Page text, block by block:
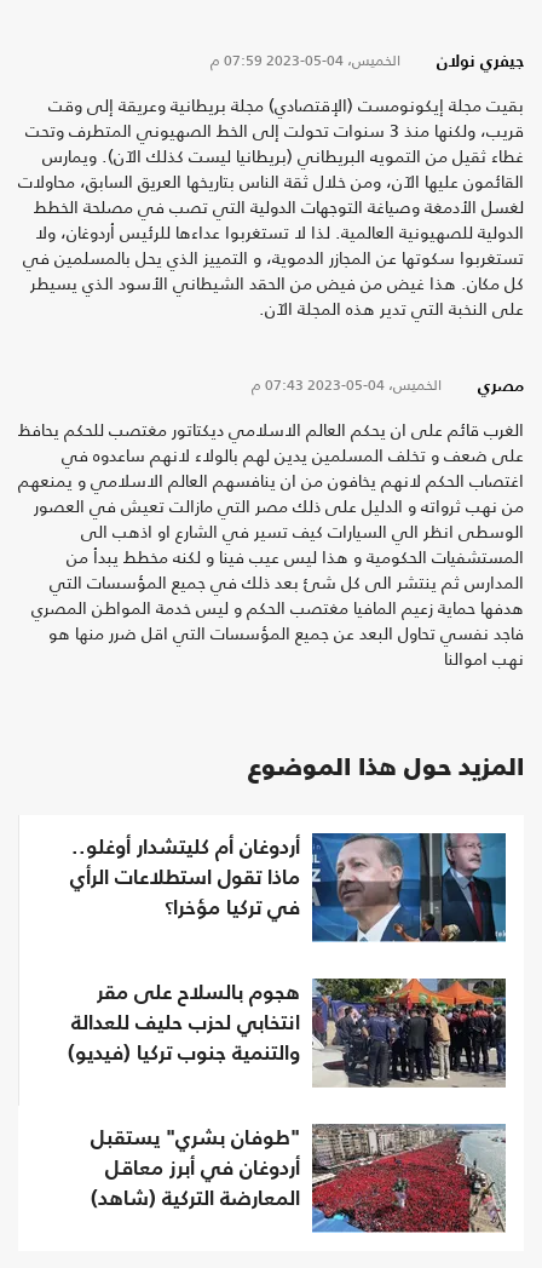
جيفري نولان الخميس، 04-05-2023 07:59 م
بقيت مجلة إيكونومست (الإقتصادي) مجلة بريطانية وعريقة إلى وقت
قريب، ولكنها منذ 3 سنوات تحولت إلى الخط الصهيوني المتطرف وتحت
غطاء ثقيل من التمويه البريطاني (بريطانيا ليست كذلك الآن). ويمارس
القائمون عليها الآن، ومن خلال ثقة الناس بتاريخها العريق السابق، محاولات
لغسل الأدمغة وصياغة التوجهات الدولية التي تصب في مصلحة الخطط
الدولية للصهيونية العالمية. لذا لا تستغربوا عداءها للرئيس أردوغان، ولا
تستغربوا سكوتها عن المجازر الدموية، و التمييز الذي يحل بالمسلمين في
كل مكان. هذا غيض من فيض من الحقد الشيطاني الأسود الذي يسيطر
على النخبة التي تدير هذه المجلة الآن.
مصري الخميس، 04-05-2023 07:43 م
الغرب قائم على ان يحكم العالم الاسلامي ديكتاتور مغتصب للحكم يحافظ
على ضعف و تخلف المسلمين يدين لهم بالولاء لانهم ساعدوه في
اغتصاب الحكم لانهم يخافون من ان ينافسهم العالم الاسلامي و يمنعهم
من نهب ثرواته و الدليل على ذلك مصر التي مازالت تعيش في العصور
الوسطى انظر الي السيارات كيف تسير في الشارع او اذهب الى
المستشفيات الحكومية و هذا ليس عيب فينا و لكنه مخطط يبدأ من
المدارس ثم ينتشر الى كل شئ بعد ذلك في جميع المؤسسات التي
هدفها حماية زعيم المافيا مغتصب الحكم و ليس خدمة المواطن المصري
فاجد نفسي تحاول البعد عن جميع المؤسسات التي اقل ضرر منها هو
نهب اموالنا
المزيد حول هذا الموضوع
أردوغان أم كليتشدار أوغلو..
ماذا تقول استطلاعات الرأي
في تركيا مؤخرا؟
هجوم بالسلاح على مقر
انتخابي لحزب حليف للعدالة
والتنمية جنوب تركيا (فيديو)
"طوفان بشري" يستقبل
أردوغان في أبرز معاقل
المعارضة التركية (شاهد)